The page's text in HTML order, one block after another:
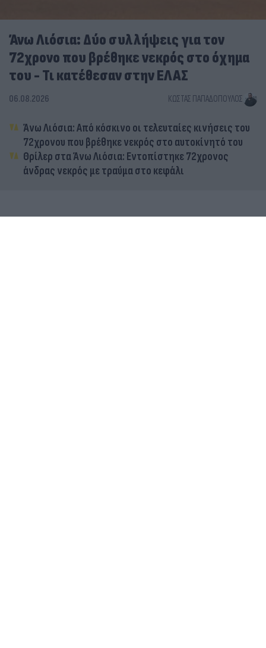
Άνω Λιόσια: Δύο συλλήψεις για τον
72χρονο που βρέθηκε νεκρός στο όχημα
του - Τι κατέθεσαν στην ΕΛΑΣ
06.08.2026 ΚΏΣΤΑΣ ΠΑΠΑΔΌΠΟΥΛΟΣ
Άνω Λιόσια: Από κόσκινο οι τελευταίες κινήσεις του
72χρονου που βρέθηκε νεκρός στο αυτοκίνητό του
Θρίλερ στα Άνω Λιόσια: Εντοπίστηκε 72χρονος
άνδρας νεκρός με τραύμα στο κεφάλι